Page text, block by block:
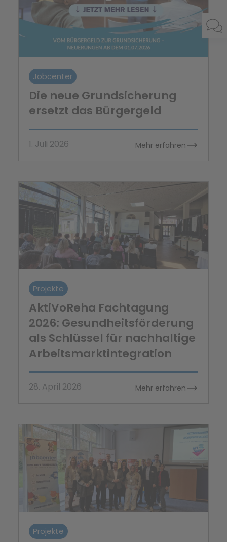
Jobcenter
Die neue Grundsicherung
ersetzt das Bürgergeld
1. Juli 2026 Mehr erfahren
Projekte
AktiVoReha Fachtagung
2026: Gesundheitsförderung
als Schlüssel für nachhaltige
Arbeitsmarktintegration
28. April 2026 Mehr erfahren
Projekte